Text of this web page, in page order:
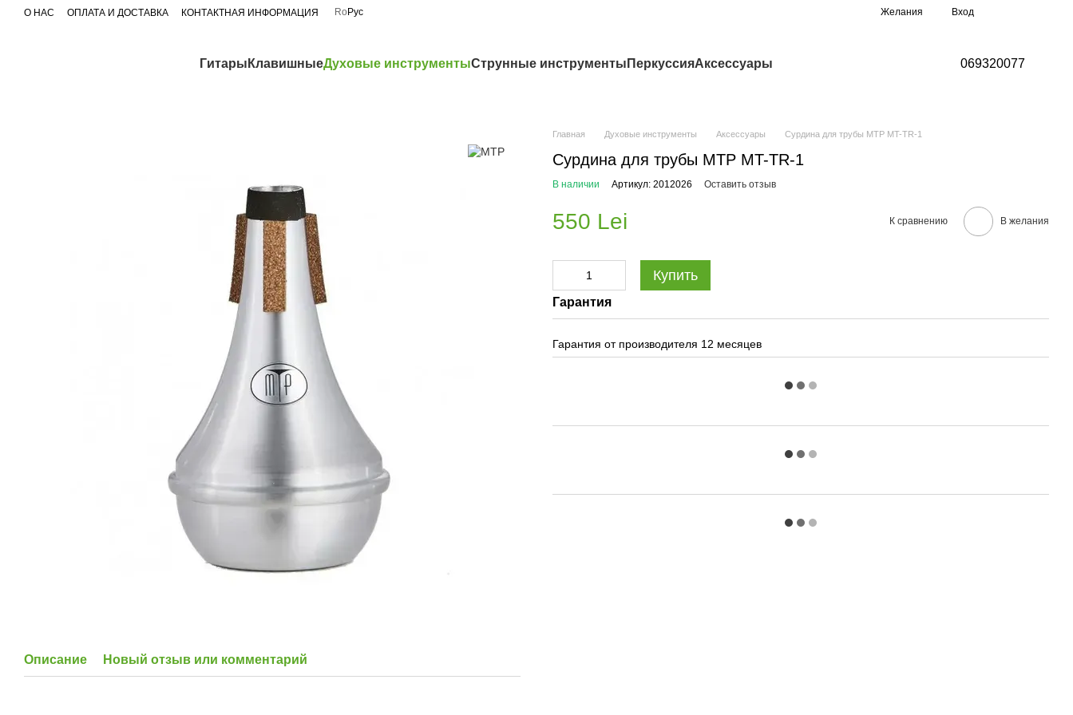
Перейти к основному контенту
О НАС ОПЛАТА И ДОСТАВКА КОНТАКТНАЯ ИНФОРМАЦИЯ Ro Рус Желания Вход
Гитары КлавишныеДуховые инструментыСтрунные инструменты ПеркуссияАксессуары 069320077
Описание Новый отзыв или комментарий
Главная Духовые инструменты Аксессуары Сурдина для трубы MTP MT-TR-1
Сурдина для трубы MTP MT-TR-1
В наличии Артикул: 2012026 Оставить отзыв
550 Lei К сравнению В желания
Купить
Гарантия
Гарантия от производителя 12 месяцев